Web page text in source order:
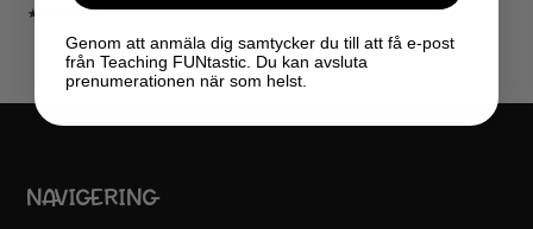
★ LICENSER
NAVIGERING
Genom att anmäla dig samtycker du till att få e-post
från Teaching FUNtastic. Du kan avsluta
prenumerationen när som helst.